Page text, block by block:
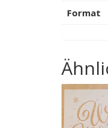
Format